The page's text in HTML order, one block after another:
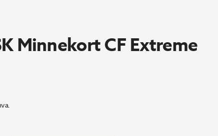
Minnekort CF Extreme